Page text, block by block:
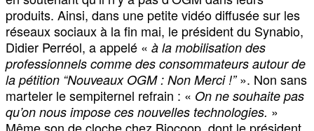
produits. Ainsi, dans une petite vidéo diffusée sur les
réseaux sociaux à la fin mai, le président du Synabio,
Didier Perréol, a appelé « à la mobilisation des
professionnels comme des consommateurs autour de
la pétition “Nouveaux OGM : Non Merci !”». Non sans
marteler le sempiternel refrain : « On ne souhaite pas
qu’on nous impose ces nouvelles technologies. »